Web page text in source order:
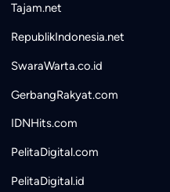
Tajam.net
RepublikIndonesia.net
SwaraWarta.co.id
GerbangRakyat.com
IDNHits.com
PelitaDigital.com
PelitaDigital.id